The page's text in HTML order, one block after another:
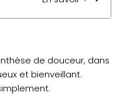
de douceur, dans
et bienveillant.